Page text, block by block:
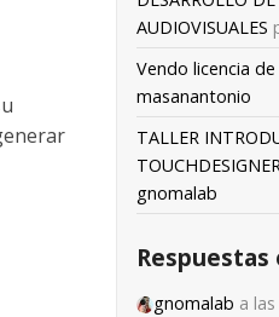
AUDIOVISUALES
Vendo licencia
masanantonio
TALLER
gnomalab
gnomalab a las